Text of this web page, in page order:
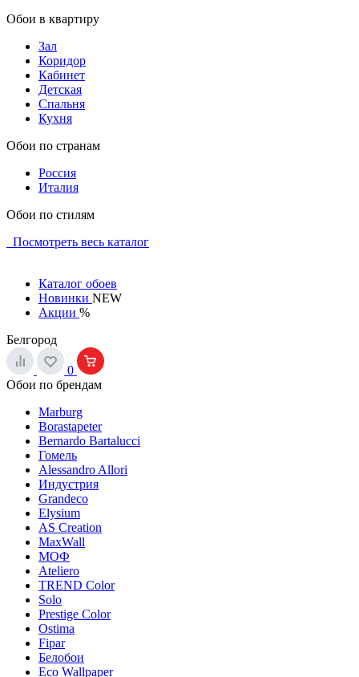
Обои в квартиру
Зал
Коридор
Кабинет
Детская
Спальня
Кухня
Обои по странам
Россия
Италия
Обои по стилям
Посмотреть весь каталог
Каталог обоев
Новинки NEW
Акции %
Белгород
0
Обои по брендам
Marburg
Borastapeter
Bernardo Bartalucci
Гомель
Alessandro Allori
Индустрия
Grandeco
Elysium
AS Creation
MaxWall
МОФ
Ateliero
TREND Color
Solo
Prestige Color
Ostima
Fipar
Белобои
Eco Wallpaper